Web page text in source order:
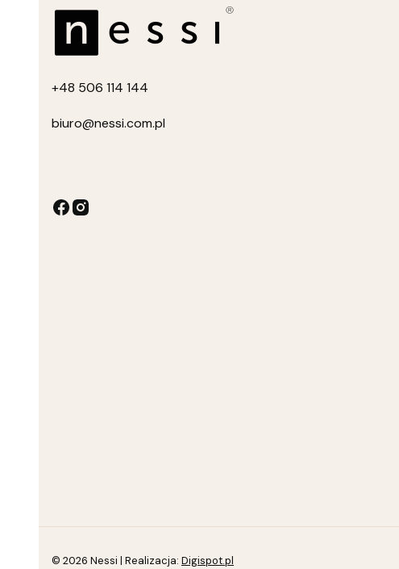
+48 506 114 144
biuro@nessi.com.pl
© 2026 Nessi | Realizacja: Digispot.pl